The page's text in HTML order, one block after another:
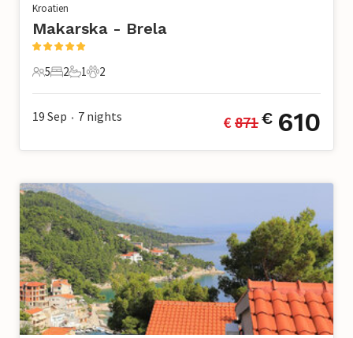
Kroatien
Makarska - Brela
5 Gäste
5
2 Schlafzimmer
2
1 Badezimmer
1
2 Haustiere
2
19 Sep • 7 nights € 871€ 610